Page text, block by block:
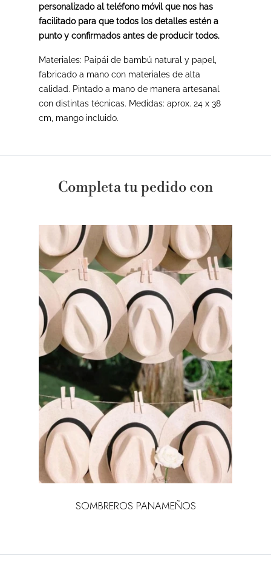
personalizado al teléfono móvil que nos has
facilitado para que todos los detalles estén a
punto y confirmados antes de producir todos.
Materiales: Paipái de bambú natural y papel,
fabricado a mano con materiales de alta
calidad. Pintado a mano de manera artesanal
con distintas técnicas. Medidas: aprox. 24 x 38
cm, mango incluido.
Completa tu pedido con
SOMBREROS PANAMEÑOS